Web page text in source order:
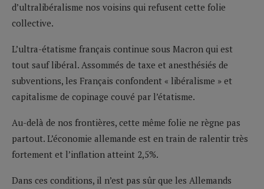
d’ultralibéralisme nos voisins qui refusent cette folie
collective.
L’ultra-étatisme français continue sous Macron qui est
tout sauf libéral. Assommés de taxe et anesthésiés de
subventions, les Français confondent « libéralisme » et
capitalisme de copinage couvé par l’étatisme.
Au-delà de nos frontières, cette même folie ne règne pas
partout. L’économie allemande est en train de ralentir très
fortement et l’inflation atteint 2,5%.
Dans ces conditions, il n’est pas sûr que les Allemands